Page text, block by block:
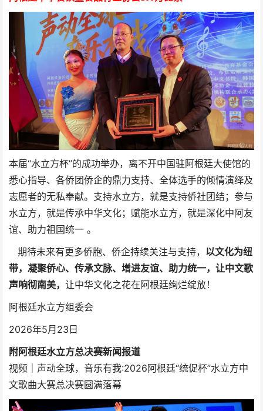
本届“水立方杯”的成功举办，离不开中国驻阿根廷大使馆的
悉心指导、各侨团侨企的鼎力支持、全体选手的倾情演绎及
志愿者的无私奉献。支持水立方，就是支持侨社团结；参与
水立方，就是传承中华文化；赋能水立方，就是深化中阿友
谊、助力祖国统一 。
期待未来有更多侨胞、侨企持续关注与支持， 以文化为纽
带，凝聚侨心、传承文脉、增进友谊、助力统一，让中文歌
声响彻南美， 让中华文化之花在阿根廷绚烂绽放！
阿根廷水立方组委会
2026年5月23日
附阿根廷水立方总决赛新闻报道
视频｜声动全球，音乐有我:2026阿根廷“统促杯”水立方中
文歌曲大赛总决赛圆满落幕